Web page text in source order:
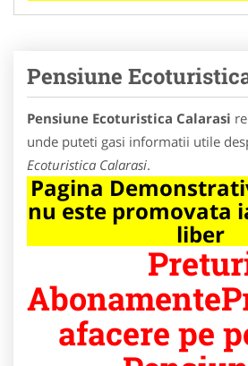
Pensiune
Pensiune Ecoturistica Calarasi
unde puteti gasi informatii utile
Ecoturistica Calarasi.
Pagina
nu este promovata
liber
afacere pe